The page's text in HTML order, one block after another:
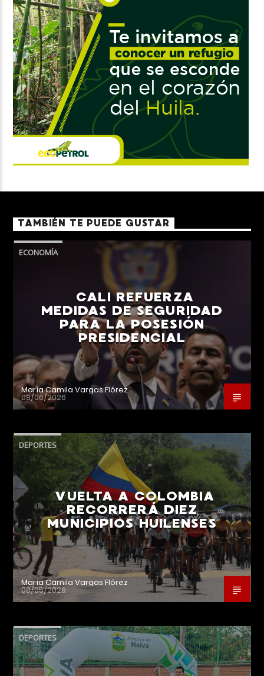
TAMBIÉN TE PUEDE GUSTAR
ECONOMÍA
CALI REFUERZA
MEDIDAS DE SEGURIDAD
PARA LA POSESIÓN
PRESIDENCIAL
María Camila Vargas Flórez
08/06/2026
DEPORTES
VUELTA A COLOMBIA
RECORRERÁ DIEZ
MUNICIPIOS HUILENSES
María Camila Vargas Flórez
08/05/2026
DEPORTES